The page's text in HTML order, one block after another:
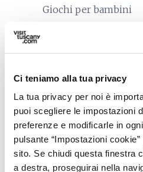
Ci teniamo alla tua privacy
La tua privacy per noi è
puoi scegliere le impostazioni
preferenze e modificarle in
pulsante “Impostazioni
sito. Se chiudi questa finestra
a destra, proseguirai nella
Giochi per bambini
pets